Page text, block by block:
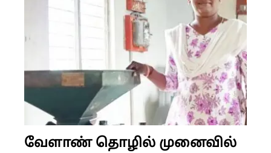
வேளாண் தொழில் முனைவில்